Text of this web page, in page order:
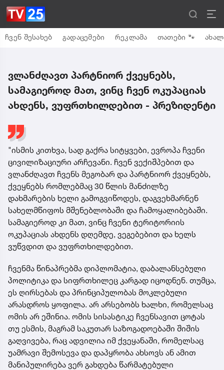
ჩვენ შესახებ გადაცემები რეკლამა თათები 🐾
ვლანძღავთ პარტნიორ ქვეყნებს,
სამაგიეროდ მათ, ვინც ჩვენ ოკუპაციას
ახდენს, ვუფრთხილდებით - პრეზიდენტი
"ისმის კითხვა, სად გაქრა სიტყვები, ევროპა ჩვენი
ცივილიზაციური არჩევანი. ჩვენ ვექიშპებით და
ვლანძღავთ ჩვენს მეგობარ და პარტნიორ ქვეყნებს,
ქვეყნებს რომლებმაც 30 წლის მანძილზე
დახმარების ხელი გამოგვიწოდეს, დაგვეხმარნენ
სახელმწიფოს მშენებლობაში და ჩამოყალიბებაში.
სამაგიეროდ კი მათ, ვინც ჩვენი ტერიტორიის
ოკუპაციას ახდენს დღემდე, ვეგებებით და ხელს
ვუწვდით და ვუფრთხილდებით.
ჩვენმა წინაპრებმა დიპლომატია, დაბალანსებული
პოლიტიკა და სიფრთხილეც კარგად იცოდნენ. თუმცა,
ეს ღირსებას და პრინციპულობას მოკლებული
არასდროს ყოფილა. არ არსებობს ხალხი, რომელსაც
ომის არ ეშინია. ომის სისასტიკე ჩვენსავით ცოტას
თუ ესმის, მაგრამ საკუთარ საზოგადოებაში შიშის
გაღვივება, რაც ადვილია იმ ქვეყანაში, რომელსაც
უამრავი შემოსევა და დაპყრობა ახსოვს ან ამით
მანიპულირება ვერ გახდება წარმატებული